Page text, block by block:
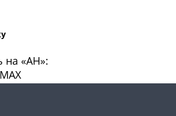
на «АН»:
МАХ